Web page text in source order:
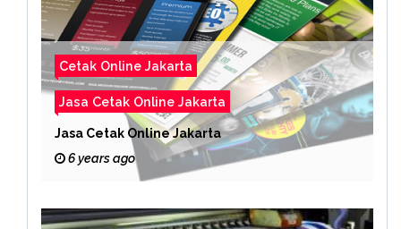
Cetak Online Jakarta
Jasa Cetak Online Jakarta
Jasa Cetak Online Jakarta
6 years ago